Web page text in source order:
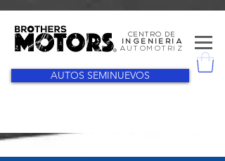
CENTRO DE
I N G E N I E R Í A
AUTOMOTRIZ
AUTOS SEMINUEVOS